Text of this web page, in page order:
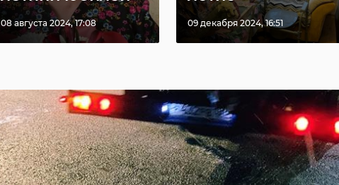
08 августа 2024, 17:08 09 декабря 2024, 16:51